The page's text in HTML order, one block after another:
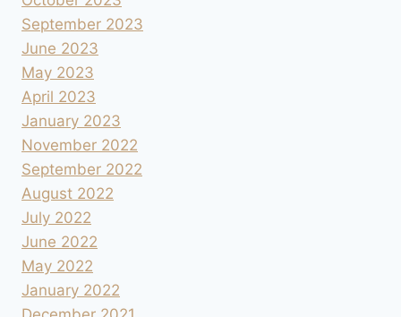
September 2023
June 2023
May 2023
April 2023
January 2023
November 2022
September 2022
August 2022
July 2022
June 2022
May 2022
January 2022